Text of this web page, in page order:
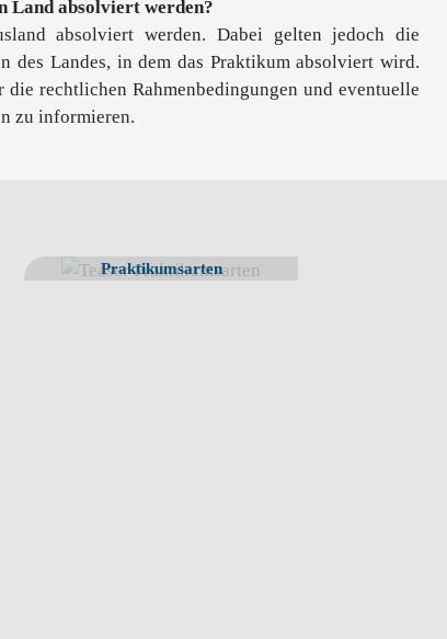
Land absolviert werden?
absolviert werden. Dabei gelten jedoch die
des Landes, in dem das Praktikum absolviert wird.
rechtlichen Rahmenbedingungen und eventuelle
zu informieren.
Praktikumsarten